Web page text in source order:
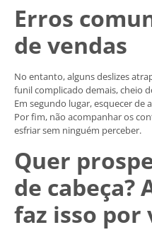
Erros
de vendas
No entanto, alguns deslizes
funil complicado demais, cheio
Em segundo lugar, esquecer
Por fim, não acompanhar os
esfriar sem ninguém perceber.
Quer
de cabeça?
faz isso por